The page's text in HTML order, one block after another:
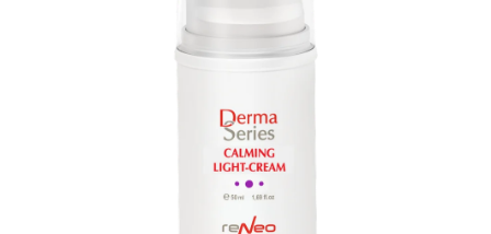
hvězdiček.